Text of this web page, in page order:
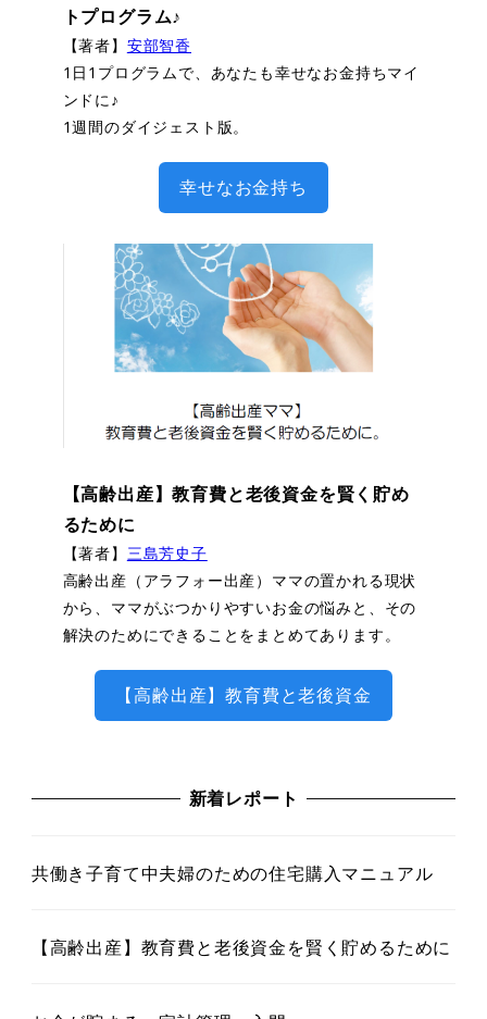
トプログラム♪
【著者】 安部智香
1日1プログラムで、あなたも幸せなお金持ちマイ
ンドに♪
1週間のダイジェスト版。
幸せなお金持ち
【高齢出産】教育費と老後資金を賢く貯め
るために
【著者】 三島芳史子
高齢出産（アラフォー出産）ママの置かれる現状
から、ママがぶつかりやすいお金の悩みと、その
解決のためにできることをまとめてあります。
【高齢出産】教育費と老後資金
新着レポート
共働き子育て中夫婦のための住宅購入マニュアル
【高齢出産】教育費と老後資金を賢く貯めるために